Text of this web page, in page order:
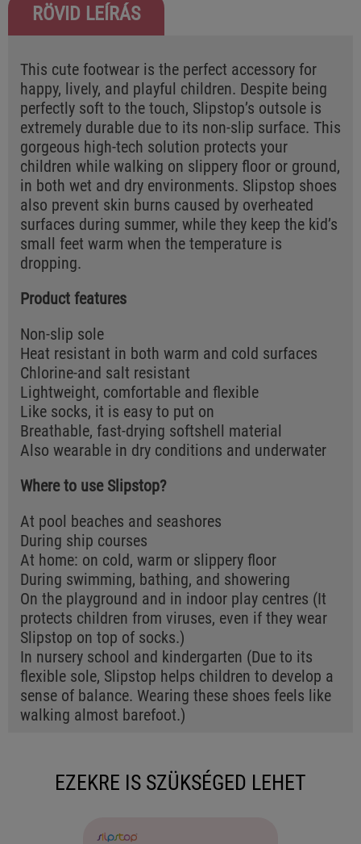
RÖVID LEÍRÁS
This cute footwear is the perfect accessory for
happy, lively, and playful children. Despite being
perfectly soft to the touch, Slipstop’s outsole is
extremely durable due to its non-slip surface. This
gorgeous high-tech solution protects your
children while walking on slippery floor or ground,
in both wet and dry environments. Slipstop shoes
also prevent skin burns caused by overheated
surfaces during summer, while they keep the kid’s
small feet warm when the temperature is
dropping.
Product features
Non-slip sole
Heat resistant in both warm and cold surfaces
Chlorine-and salt resistant
Lightweight, comfortable and flexible
Like socks, it is easy to put on
Breathable, fast-drying softshell material
Also wearable in dry conditions and underwater
Where to use Slipstop?
At pool beaches and seashores
During ship courses
At home: on cold, warm or slippery floor
During swimming, bathing, and showering
On the playground and in indoor play centres (It
protects children from viruses, even if they wear
Slipstop on top of socks.)
In nursery school and kindergarten (Due to its
flexible sole, Slipstop helps children to develop a
sense of balance. Wearing these shoes feels like
walking almost barefoot.)
EZEKRE IS SZÜKSÉGED LEHET